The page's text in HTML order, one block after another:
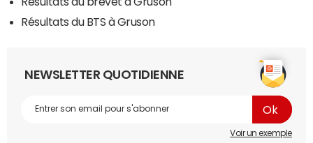
Résultats du BTS à Gruson
NEWSLETTER QUOTIDIENNE
Voir un exemple